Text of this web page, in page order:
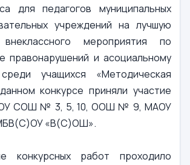
для педагогов муниципальных
учреждений на лучшую
внеклассного мероприятия по
правонарушений и асоциальному
учащихся «Методическая
конкурсе приняли участие
СОШ № 3, 5, 10, ООШ № 9, МАОУ
«В(С)ОШ».
конкурсных работ проходило